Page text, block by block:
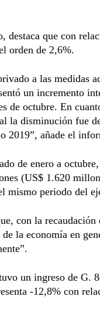
que con
orden de 2,6%.
a las medidas
un incremento
de octubre. En
la disminución fue
2019”, añade el
de enero a
(US$ 1.620
mismo periodo del
con la recaudación
la economía en
un ingreso de G.
-12,8% con